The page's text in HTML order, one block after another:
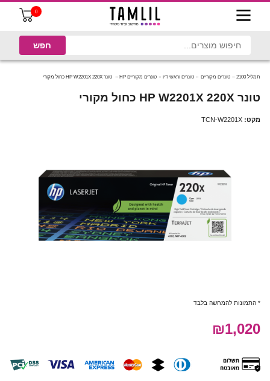
0
תמליל 2100 טונרים מקוריים טונרים וראשי דיו טונרים מקוריים HP טונר HP W2201X 220X כחול מקורי
טונר HP W2201X 220X כחול מקורי
מקט: TCN-W2201X
* התמונות להמחשה בלבד
₪1,020